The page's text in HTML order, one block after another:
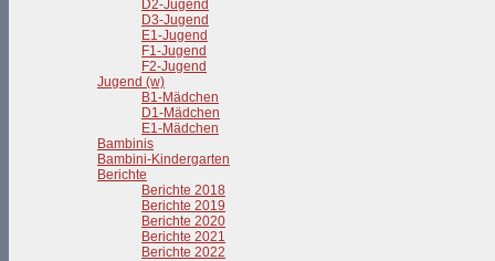
D2-Jugend
D3-Jugend
E1-Jugend
F1-Jugend
F2-Jugend
Jugend (w)
B1-Mädchen
D1-Mädchen
E1-Mädchen
Bambinis
Bambini-Kindergarten
Berichte
Berichte 2018
Berichte 2019
Berichte 2020
Berichte 2021
Berichte 2022